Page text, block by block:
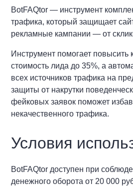
BotFAQtor — инструмент
трафика, который защищает
рекламные кампании — от
Инструмент помогает повысить
стоимость лида до 35%, а
всех источников трафика на
защиты от накрутки
фейковых заявок поможет
некачественного трафика.
Условия
BotFAQtor доступен при
денежного оборота от 20 000